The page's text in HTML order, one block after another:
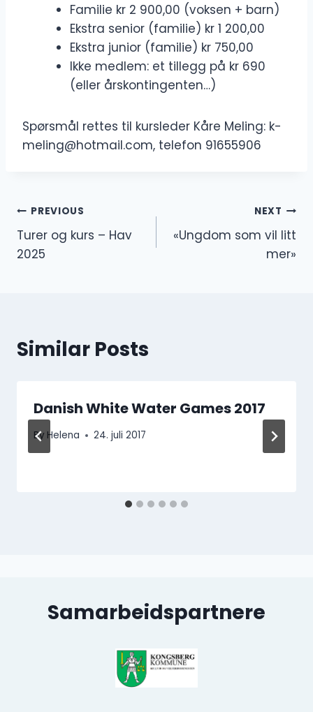
Familie kr 2 900,00 (voksen + barn)
Ekstra senior (familie) kr 1 200,00
Ekstra junior (familie) kr 750,00
Ikke medlem: et tillegg på kr 690
(eller årskontingenten…)
Spørsmål rettes til kursleder Kåre Meling: k-
meling@hotmail.com, telefon 91655906
Innleggsnavigasjon
PREVIOUS
Turer og kurs – Hav
2025
NEXT
«Ungdom som vil litt
mer»
Similar Posts
Danish White Water Games 2017
By Helena 24. juli 2017
Samarbeidspartnere